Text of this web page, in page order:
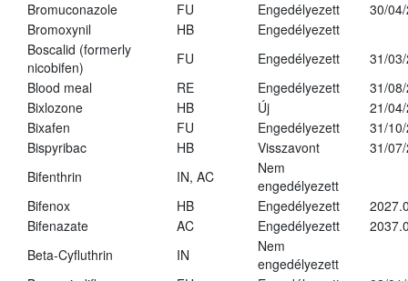
Bromuconazole FU Engedélyezett
30/
Bromoxynil
HB
Engedélyezett
Boscalid (formerly
nicobifen)
FU Engedélyezett
31/
Blood meal
RE Engedélyezett
31/
Bixlozone
HB Új
21/
Bixafen
FU Engedélyezett
31/
Bispyribac
HB Visszavont
31/
Bifenthrin
IN, AC
Nem
engedélyezett
Bifenox
HB Engedélyezett
Bifenazate
AC Engedélyezett
Beta-Cyfluthrin
IN
Nem
engedélyezett